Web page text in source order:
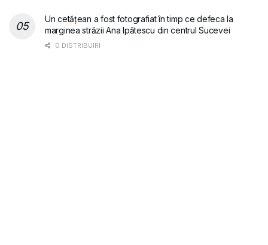
Un cetățean a fost fotografiat în timp ce defeca la
marginea străzii Ana Ipătescu din centrul Sucevei
0 DISTRIBUIRI